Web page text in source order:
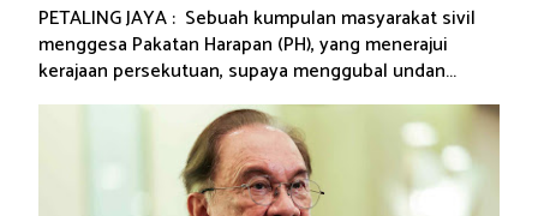
PETALING JAYA : Sebuah kumpulan masyarakat sivil
menggesa Pakatan Harapan (PH), yang menerajui
kerajaan persekutuan, supaya menggubal undan...